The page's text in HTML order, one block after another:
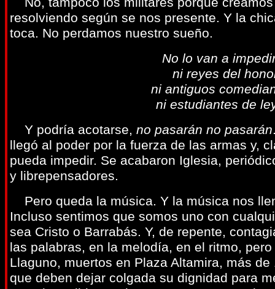
resolviendo según se nos presente. Y la
toca. No perdamos nuestro sueño.
No lo van a
ni reyes del
ni antiguos
ni estudiantes de
Y podría acotarse, no pasarán no pasarán
llegó al poder por la fuerza de las armas y,
pueda impedir. Se acabaron Iglesia,
y librepensadores.
Pero queda la música. Y la música nos
Incluso sentimos que somos uno con
sea Cristo o Barrabás. Y, de repente,
las palabras, en la melodía, en el ritmo,
Llaguno, muertos en Plaza Altamira, más
que deben dejar colgada su dignidad para